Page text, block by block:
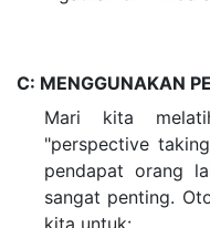
C: MENGGUNAKAN
Mari kita
"perspective
pendapat orang
sangat penting.